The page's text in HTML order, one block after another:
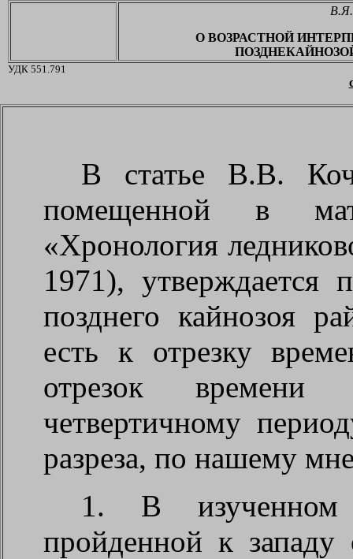
О ВОЗРАСТНОЙ
УДК 551.791
В статье В.В.
помещенной в
«Хронология
1971), утверждается
позднего кайнозоя
есть к отрезку
отрезок времени
четвертичному
разреза, по нашему
1. В изученном
пройденной к западу